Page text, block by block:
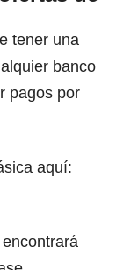
tener una
banco
pagos por
aquí: